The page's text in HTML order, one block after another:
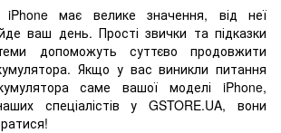
має велике значення, від неї
ваш день. Прості звички та підказки
допоможуть суттєво продовжити
Якщо у вас виникли питання
саме вашої моделі iPhone,
спеціалістів у GSTORE.UA, вони